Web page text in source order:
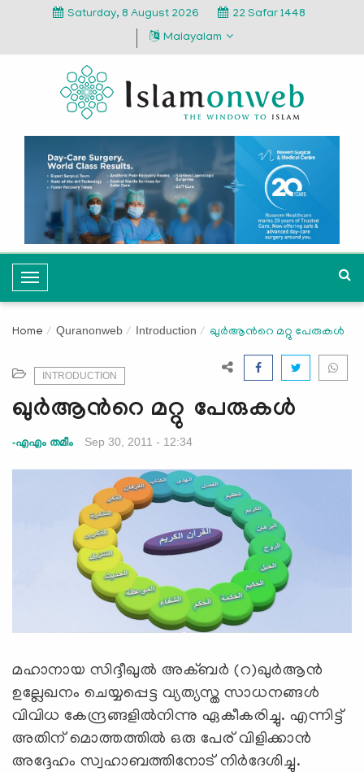
Saturday, 8 August 2026
22 Safar 1448
Malayalam
T
o
g
N
a
v
g
Home Quranonweb Introduction ഖുര്‍ആന്‍റെ മറ്റു പേരുകള്‍
INTRODUCTION
ഖുര്‍ആന്‍റെ മറ്റു പേരുകള്‍
-എഎം തമീം Sep 30, 2011 - 12:34
മഹാനായ സിദ്ദീഖുല്‍ അക്ബര്‍ (റ)ഖുര്‍ആന്‍
ഉല്ലേഖനം ചെയ്യപ്പെട്ട വ്യത്യസ്ത സാധനങ്ങള്‍
വിവിധ കേന്ദ്രങ്ങളില്‍നിന്നു ഏകീകരിച്ചു. എന്നിട്ട്
അതിന് മൊത്തത്തില്‍ ഒരു പേര് വിളിക്കാന്‍
അദ്ദേഹം സ്വഹാബത്തിനോട് നിര്‍ദേശിച്ചു.